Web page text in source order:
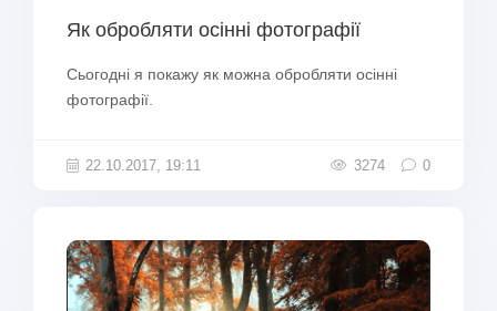
Як обробляти осінні фотографії
Сьогодні я покажу як можна обробляти осінні
фотографії.
22.10.2017, 19:11 3274 0